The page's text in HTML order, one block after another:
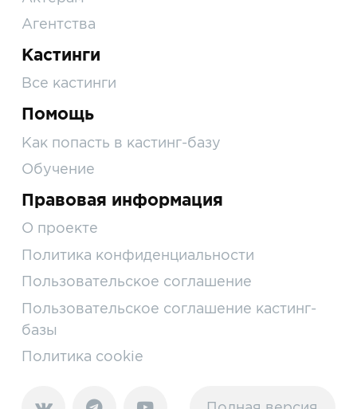
Агентства
Кастинги
Все кастинги
Помощь
Как попасть в кастинг-базу
Обучение
Правовая информация
О проекте
Политика конфиденциальности
Пользовательское соглашение
Пользовательское соглашение кастинг-
базы
Политика cookie